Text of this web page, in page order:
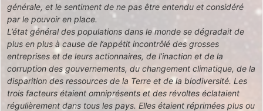
générale, et le sentiment de ne pas être entendu et considéré
par le pouvoir en place.
L’état général des populations dans le monde se dégradait de
plus en plus à cause de l’appétit incontrôlé des grosses
entreprises et de leurs actionnaires, de l’inaction et de la
corruption des gouvernements, du changement climatique, de la
disparition des ressources de la Terre et de la biodiversité. Les
trois facteurs étaient omniprésents et des révoltes éclataient
régulièrement dans tous les pays. Elles étaient réprimées plus ou